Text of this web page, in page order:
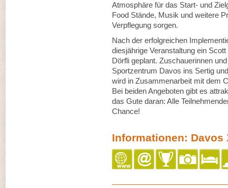
Atmosphäre für das Start- und
Food Stände, Musik und weitere
Verpflegung sorgen.
Nach der erfolgreichen
diesjährige Veranstaltung ein
Dörfli geplant. Zuschauerinnen
Sportzentrum Davos ins Sertig
wird in Zusammenarbeit mit dem
Bei beiden Angeboten gibt es
das Gute daran: Alle
Chance!
Informationen: Davos